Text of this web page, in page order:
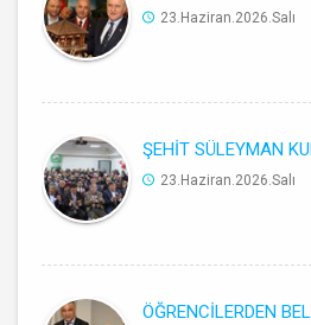
23.Haziran.2026.Salı
ŞEHİT SÜLEYMAN
23.Haziran.2026.Salı
ÖĞRENCİLERDEN